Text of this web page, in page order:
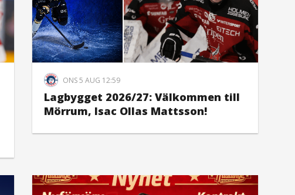
ONS 5 AUG 12:59
Lagbygget 2026/27: Välkommen till
Mörrum, Isac Ollas Mattsson!